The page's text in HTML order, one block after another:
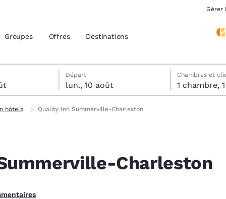
actuels
Estados Unidos
Español
América
Español
Gérer
Groupes Offres Destinations
Départ
lun., 10 août
au lundi 10 août
au dimanche 9 août
Chambres et
1
hôtels Quality Inn Summerville-Charleston
Charleston